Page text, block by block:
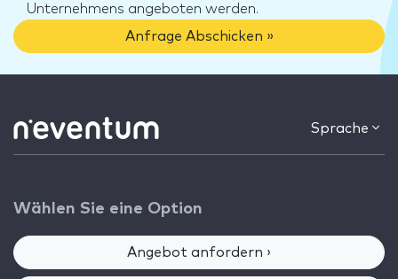
Unternehmens angeboten werden.
Anfrage Abschicken »
Sprache
Wählen Sie eine Option
Angebot anfordern ›